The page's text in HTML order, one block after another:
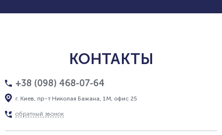
КОНТАКТЫ
+38 (098) 468-07-64
г. Киев, пр-т Николая Бажана, 1М, офис 25
обратный звонок